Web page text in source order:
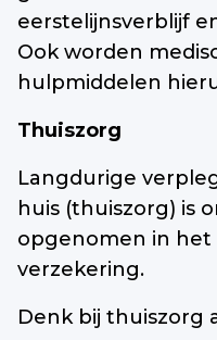
eerstelijnsverblijf
Ook worden
hulpmiddelen
Thuiszorg
Langdurige
huis (thuiszorg) is
opgenomen in het
verzekering.
Denk bij thuiszorg